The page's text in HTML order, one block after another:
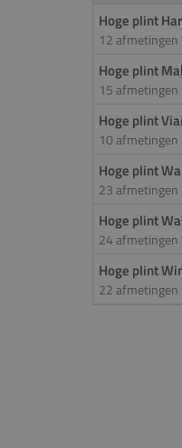
Hoge plint
12 afmetingen
Hoge plint
15 afmetingen
Hoge plint
10 afmetingen
Hoge plint
23 afmetingen
Hoge plint
24 afmetingen
Hoge plint
22 afmetingen